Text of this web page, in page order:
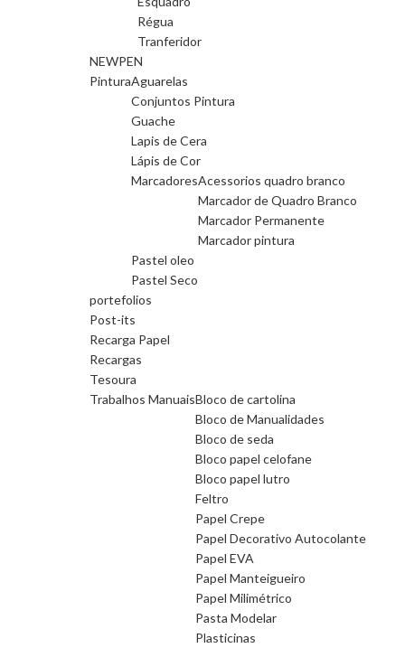
Régua
Tranferidor
NEWPEN
PinturaAguarelas
Conjuntos Pintura
Guache
Lapis de Cera
Lápis de Cor
MarcadoresAcessorios quadro branco
Marcador de Quadro Branco
Marcador Permanente
Marcador pintura
Pastel oleo
Pastel Seco
portefolios
Post-its
Recarga Papel
Recargas
Tesoura
Trabalhos ManuaisBloco de cartolina
Bloco de Manualidades
Bloco de seda
Bloco papel celofane
Bloco papel lutro
Feltro
Papel Crepe
Papel Decorativo Autocolante
Papel EVA
Papel Manteigueiro
Papel Milimétrico
Pasta Modelar
Plasticinas